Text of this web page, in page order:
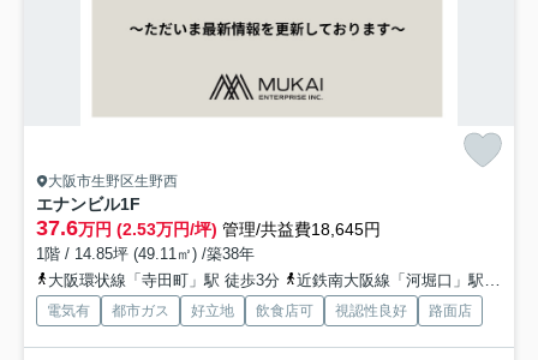
大阪市生野区生野西
エナンビル1F
37.6万円 (2.53万円/坪) 管理/共益費18,645円
1階 / 14.85坪 (49.11㎡) /築38年
大阪環状線「寺田町」駅 徒歩3分
近鉄南大阪線「河堀口」駅 徒歩13分
電気有 都市ガス 好立地 飲食店可 視認性良好 路面店